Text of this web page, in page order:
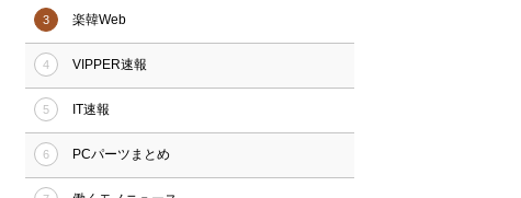
3 楽韓Web
4 VIPPER速報
5 IT速報
6 PCパーツまとめ